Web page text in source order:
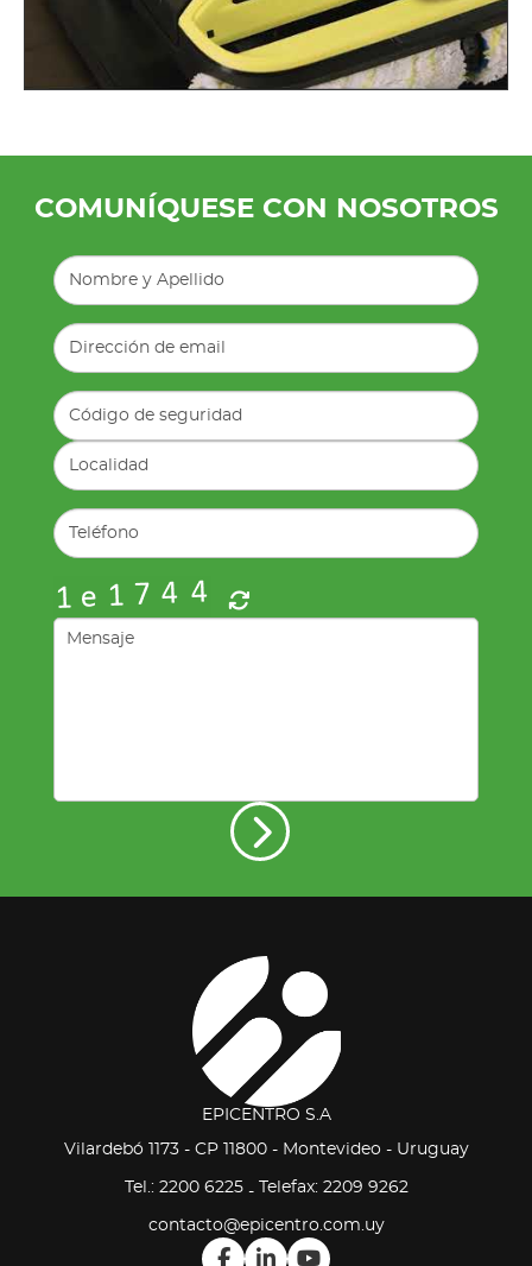
COMUNÍQUESE CON NOSOTROS
EPICENTRO S.A
Vilardebó 1173 - CP 11800 - Montevideo - Uruguay
Tel.: 2200 6225- Telefax: 2209 9262
contacto@epicentro.com.uy